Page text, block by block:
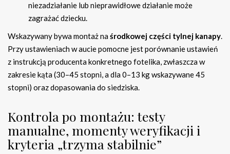
niezadziałanie lub nieprawidłowe działanie może
zagrażać dziecku.
Wskazywany bywa montaż naśrodkowej części tylnej kanapy.
Przy ustawieniach w aucie pomocne jest porównanie ustawień
z instrukcją producenta konkretnego fotelika, zwłaszcza w
zakresie kąta (30–45 stopni, a dla 0–13 kg wskazywane 45
stopni) oraz dopasowania do siedziska.
Kontrola po montażu: testy
manualne, momenty weryfikacji i
kryteria „trzyma stabilnie”